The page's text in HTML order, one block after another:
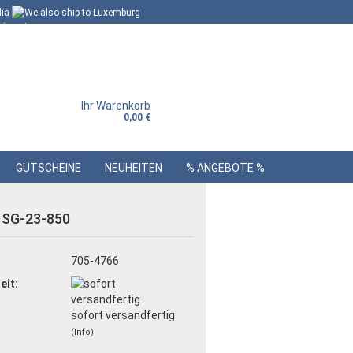
Ihr Warenkorb
0,00 €
GUTSCHEINE NEUHEITEN % ANGEBOTE %
23-850
705-4766
sofort versandfertig
(Info)